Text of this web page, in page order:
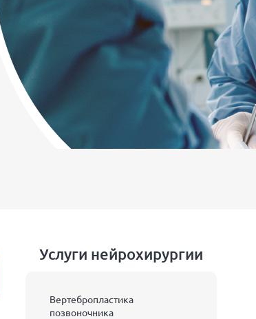
Услуги нейрохирургии
Вертебропластика
позвоночника